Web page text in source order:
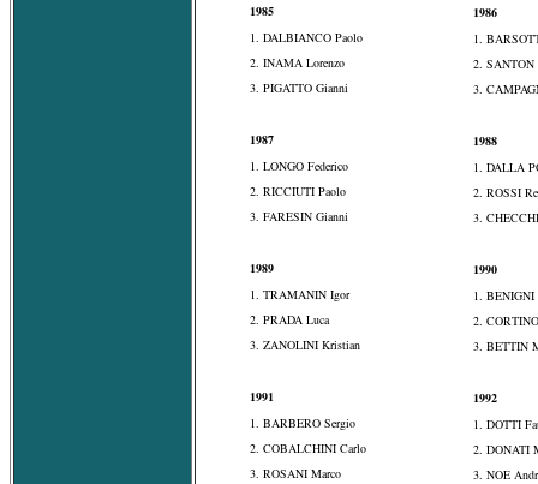
1985
1. DALBIANCO Paolo
2. INAMA Lorenzo
3. PIGATTO Gianni
1987
1. LONGO Federico
2. RICCIUTI Paolo
3. FARESIN Gianni
1989
1. TRAMANIN Igor
2. PRADA Luca
3. ZANOLINI Kristian
1991
1. BARBERO Sergio
2. COBALCHINI Carlo
3. ROSANI Marco
1986
1.
2. SANTON
3.
1988
1. DALLA
2. ROSSI
3.
1990
1. BENIGNI
2.
3. BETTIN
1992
1. DOTTI
2. DONATI
3. NOE